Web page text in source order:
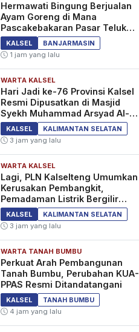
Hermawati Bingung Berjualan
Ayam Goreng di Mana
Pascakebakaran Pasar Teluk
Dalam Banjarmasin
KALSEL
BANJARMASIN
1 jam yang lalu
WARTA KALSEL
Hari Jadi ke-76 Provinsi Kalsel
Resmi Dipusatkan di Masjid
Syekh Muhammad Arsyad Al-
Banjari
KALSEL
KALIMANTAN SELATAN
3 jam yang lalu
WARTA KALSEL
Lagi, PLN Kalselteng Umumkan
Kerusakan Pembangkit,
Pemadaman Listrik Bergilir
Diperpanjang?
KALSEL
KALIMANTAN SELATAN
3 jam yang lalu
WARTA TANAH BUMBU
Perkuat Arah Pembangunan
Tanah Bumbu, Perubahan KUA-
PPAS Resmi Ditandatangani
KALSEL
TANAH BUMBU
4 jam yang lalu